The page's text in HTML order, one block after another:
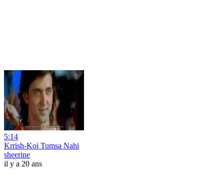
5:14
Krrish-Koi Tumsa Nahi
sheerine
il y a 20 ans